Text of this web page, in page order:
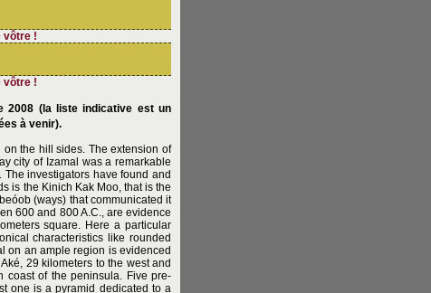
vôtre !
vôtre !
2008 (la liste indicative est un
à venir).
the hill sides. The extension of
city of Izamal was a remarkable
investigators have found and
is the Kinich Kak Moo, that is the
(ways) that communicated it
600 and 800 A.C., are evidence
square. Here a particular
characteristics like rounded
on an ample region is evidenced
29 kilometers to the west and
coast of the peninsula. Five pre-
one is a pyramid dedicated to a